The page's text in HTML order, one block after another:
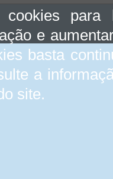
para
e
basta
a
site.